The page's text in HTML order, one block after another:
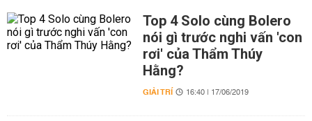
Top 4 Solo cùng Bolero
nói gì trước nghi vấn 'con
rơi' của Thẩm Thúy
Hằng?
GIẢI TRÍ 16:40 | 17/06/2019